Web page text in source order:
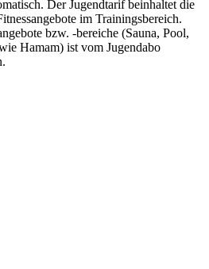
Der Jugendtarif beinhaltet die
im Trainingsbereich.
bzw. -bereiche (Sauna, Pool,
Hamam) ist vom Jugendabo